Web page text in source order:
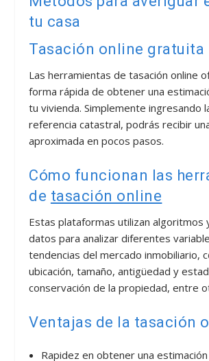
tu casa
Tasación online gratuita
Las herramientas de tasación online
forma rápida de obtener una
tu vivienda. Simplemente ingresando
referencia catastral, podrás recibir
aproximada en pocos pasos.
Cómo funcionan las
de tasación online
Estas plataformas utilizan algoritmos
datos para analizar diferentes
tendencias del mercado inmobiliario,
ubicación, tamaño, antigüedad y
conservación de la propiedad, entre
Ventajas de la tasación
Rapidez en obtener una